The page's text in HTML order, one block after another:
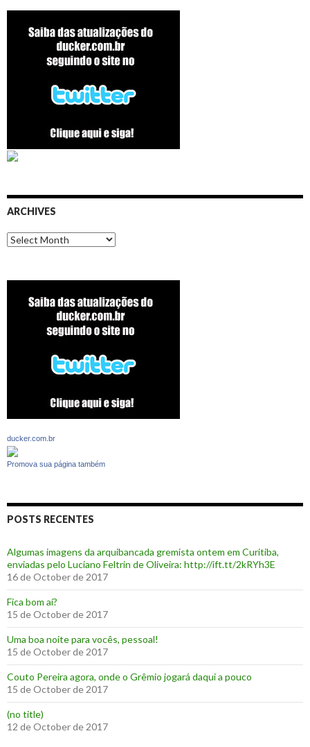
ARCHIVES
Archives
ducker.com.br
Promova sua página também
POSTS RECENTES
Algumas imagens da arquibancada gremista ontem em Curitiba,
enviadas pelo Luciano Feltrin de Oliveira: http://ift.tt/2kRYh3E
16 de October de 2017
‪Fica bom aí?‬
15 de October de 2017
Uma boa noite para vocês, pessoal!
15 de October de 2017
‪Couto Pereira agora, onde o Grêmio jogará daqui a pouco ‬
15 de October de 2017
(no title)
12 de October de 2017